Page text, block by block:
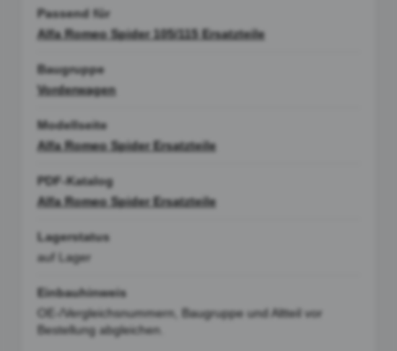
Passend für
Alfa Romeo Spider 105/115 Ersatzteile
Baugruppe
Vorderwagen
Modellseite
Alfa Romeo Spider Ersatzteile
PDF-Katalog
Alfa Romeo Spider Ersatzteile
Lagerstatus
auf Lager
Einbauhinweis
OE-/Vergleichsnummern, Baugruppe und Altteil vor
Bestellung abgleichen.